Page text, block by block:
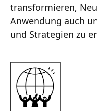
transformieren,
Anwendung auch
und Strategien zu